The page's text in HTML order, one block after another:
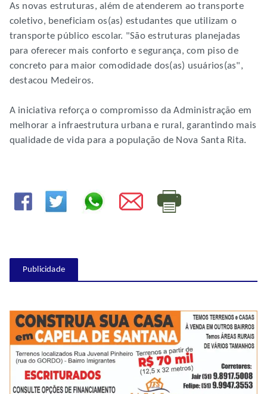
As novas estruturas, além de atenderem ao transporte
coletivo, beneficiam os(as) estudantes que utilizam o
transporte público escolar. "São estruturas planejadas
para oferecer mais conforto e segurança, com piso de
concreto para maior comodidade dos(as) usuários(as",
destacou Medeiros.
A iniciativa reforça o compromisso da Administração em
melhorar a infraestrutura urbana e rural, garantindo mais
qualidade de vida para a população de Nova Santa Rita.
Publicidade